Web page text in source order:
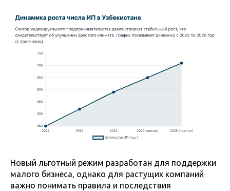
Новый льготный режим разработан для поддержки
малого бизнеса, однако для растущих компаний
важно понимать правила и последствия